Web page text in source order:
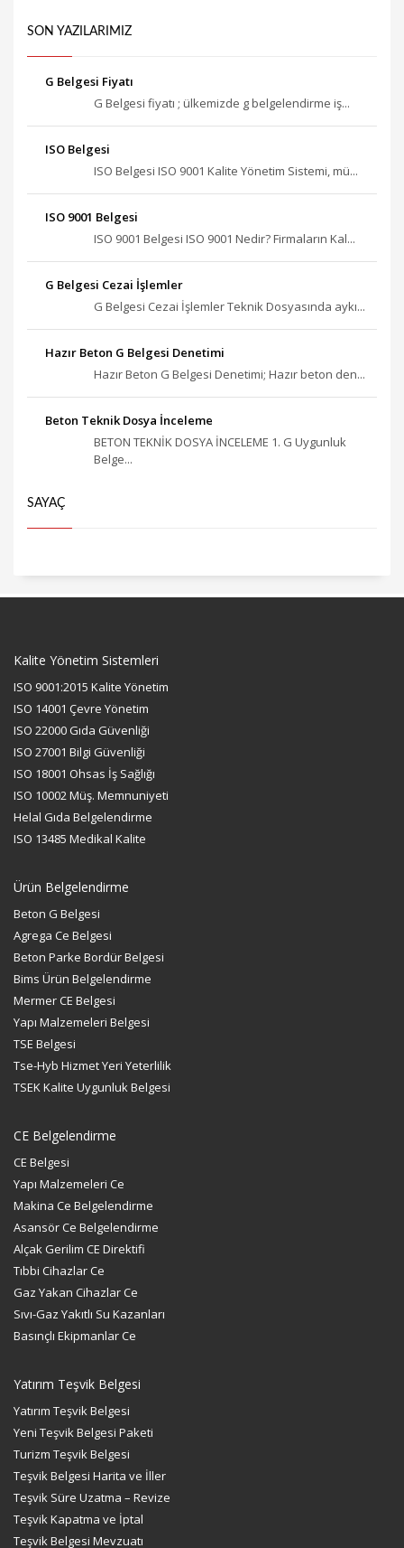
SON YAZILARIMIZ
G Belgesi Fiyatı
G Belgesi fiyatı ; ülkemizde g belgelendirme iş...
ISO Belgesi
ISO Belgesi ISO 9001 Kalite Yönetim Sistemi, mü...
ISO 9001 Belgesi
ISO 9001 Belgesi ISO 9001 Nedir? Firmaların Kal...
G Belgesi Cezai İşlemler
G Belgesi Cezai İşlemler Teknik Dosyasında aykı...
Hazır Beton G Belgesi Denetimi
Hazır Beton G Belgesi Denetimi; Hazır beton den...
Beton Teknik Dosya İnceleme
BETON TEKNİK DOSYA İNCELEME 1. G Uygunluk
Belge...
SAYAÇ
Kalite Yönetim Sistemleri
ISO 9001:2015 Kalite Yönetim
ISO 14001 Çevre Yönetim
ISO 22000 Gıda Güvenliği
ISO 27001 Bilgi Güvenliği
ISO 18001 Ohsas İş Sağlığı
ISO 10002 Müş. Memnuniyeti
Helal Gıda Belgelendirme
ISO 13485 Medikal Kalite
Ürün Belgelendirme
Beton G Belgesi
Agrega Ce Belgesi
Beton Parke Bordür Belgesi
Bims Ürün Belgelendirme
Mermer CE Belgesi
Yapı Malzemeleri Belgesi
TSE Belgesi
Tse-Hyb Hizmet Yeri Yeterlilik
TSEK Kalite Uygunluk Belgesi
CE Belgelendirme
CE Belgesi
Yapı Malzemeleri Ce
Makina Ce Belgelendirme
Asansör Ce Belgelendirme
Alçak Gerilim CE Direktifi
Tıbbi Cihazlar Ce
Gaz Yakan Cihazlar Ce
Sıvı-Gaz Yakıtlı Su Kazanları
Basınçlı Ekipmanlar Ce
Yatırım Teşvik Belgesi
Yatırım Teşvik Belgesi
Yeni Teşvik Belgesi Paketi
Turizm Teşvik Belgesi
Teşvik Belgesi Harita ve İller
Teşvik Süre Uzatma – Revize
Teşvik Kapatma ve İptal
Teşvik Belgesi Mevzuatı